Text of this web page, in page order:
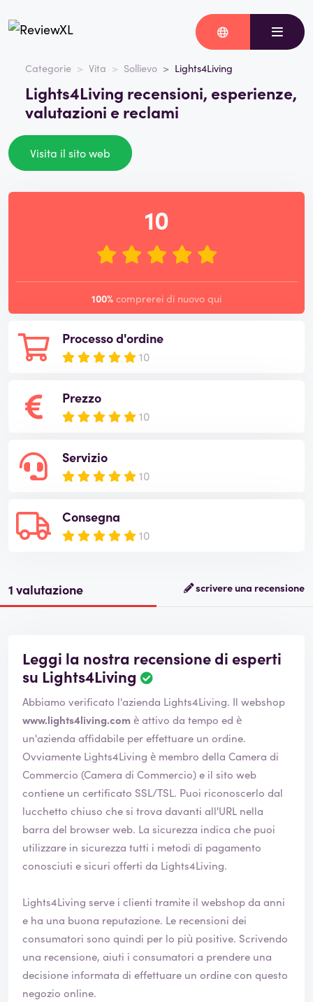
Categorie Vita Sollievo Lights4Living
Lights4Living recensioni, esperienze,
valutazioni e reclami
Visita il sito web
Processo d'ordine
10
Prezzo
10
Servizio
10
Consegna
10
10
100% comprerei di nuovo qui
1 valutazione scrivere una recensione
Leggi la nostra recensione di esperti
su Lights4Living
Abbiamo verificato l'azienda Lights4Living. Il webshop
www.lights4living.com è attivo da tempo ed è
un'azienda affidabile per effettuare un ordine.
Ovviamente Lights4Living è membro della Camera di
Commercio (Camera di Commercio) e il sito web
contiene un certificato SSL/TSL. Puoi riconoscerlo dal
lucchetto chiuso che si trova davanti all'URL nella
barra del browser web. La sicurezza indica che puoi
utilizzare in sicurezza tutti i metodi di pagamento
conosciuti e sicuri offerti da Lights4Living.
Lights4Living serve i clienti tramite il webshop da anni
e ha una buona reputazione. Le recensioni dei
consumatori sono quindi per lo più positive. Scrivendo
una recensione, aiuti i consumatori a prendere una
decisione informata di effettuare un ordine con questo
negozio online.